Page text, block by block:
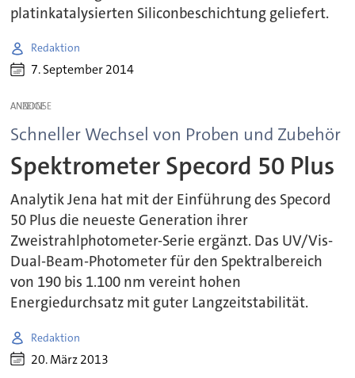
platinkatalysierten Siliconbeschichtung geliefert.
Redaktion
7. September 2014
ANZEIGE
Schneller Wechsel von Proben und Zubehör
Spektrometer Specord 50 Plus
Analytik Jena hat mit der Einführung des Specord
50 Plus die neueste Generation ihrer
Zweistrahlphotometer-Serie ergänzt. Das UV/Vis-
Dual-Beam-Photometer für den Spektralbereich
von 190 bis 1.100 nm vereint hohen
Energiedurchsatz mit guter Langzeitstabilität.
Redaktion
20. März 2013